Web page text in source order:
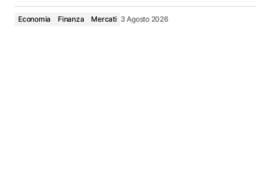
Economia Finanza Mercati 3 Agosto 2026